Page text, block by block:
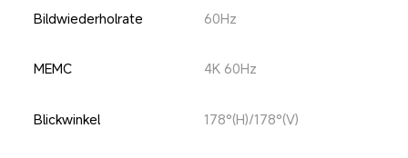
Bildwiederholrate 60Hz
MEMC 4K 60Hz
Blickwinkel 178°(H)/178°(V)